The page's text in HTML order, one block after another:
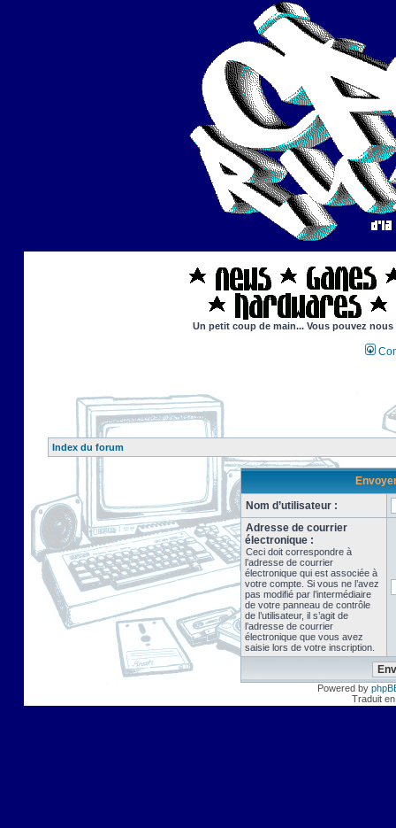
Un petit coup de main... Vous pouvez
Index du forum
Nom d’utilisateur :
Adresse de courrier
électronique :
Ceci doit correspondre à
l’adresse de courrier
électronique qui est associée à
votre compte. Si vous ne l’avez
pas modifié par l’intermédiaire
de votre panneau de contrôle
de l’utilisateur, il s’agit de
l’adresse de courrier
électronique que vous avez
saisie lors de votre inscription.
Powered by
Traduit